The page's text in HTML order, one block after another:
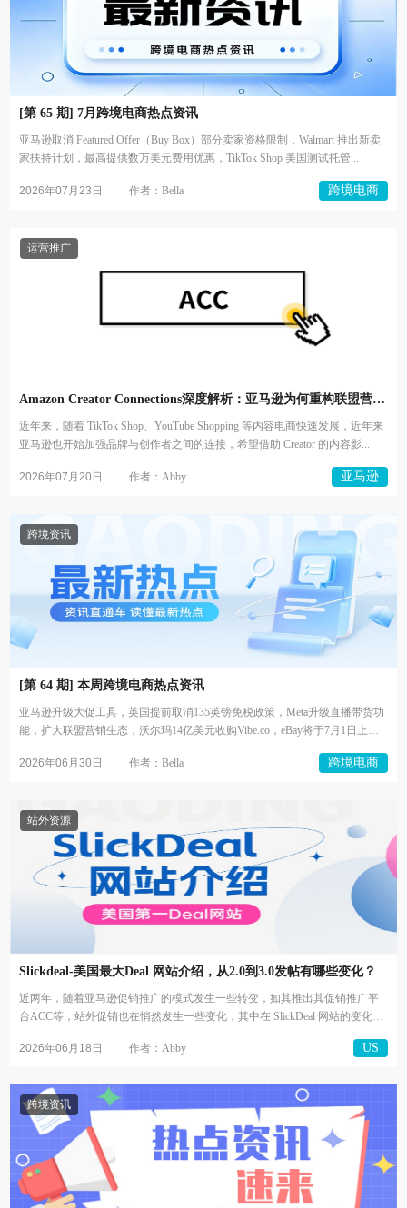
[第 65 期] 7月跨境电商热点资讯
亚马逊取消 Featured Offer（Buy Box）部分卖家资格限制，Walmart 推出新卖
家扶持计划，最高提供数万美元费用优惠，TikTok Shop 美国测试托管...
2026年07月23日 作者：Bella 跨境电商
运营推广
Amazon Creator Connections深度解析：亚马逊为何重构联盟营销
近年来，随着 TikTok Shop、YouTube Shopping 等内容电商快速发展，近年来
亚马逊也开始加强品牌与创作者之间的连接，希望借助 Creator 的内容影...
2026年07月20日 作者：Abby 亚马逊
跨境资讯
[第 64 期] 本周跨境电商热点资讯
亚马逊升级大促工具，英国提前取消135英镑免税政策，Meta升级直播带货功
能，扩大联盟营销生态，沃尔玛14亿美元收购Vibe.co，eBay将于7月1日上调
2026年06月30日
作者：Bella 跨境电商
站外资源
Slickdeal-美国最大Deal 网站介绍，从2.0到3.0发帖有哪些变化？
近两年，随着亚马逊促销推广的模式发生一些转变，如其推出其促销推广平
台ACC等，站外促销也在悄然发生一些变化，其中在 SlickDeal 网站的变化尤
2026年06月18日
作者：Abby US
跨境资讯